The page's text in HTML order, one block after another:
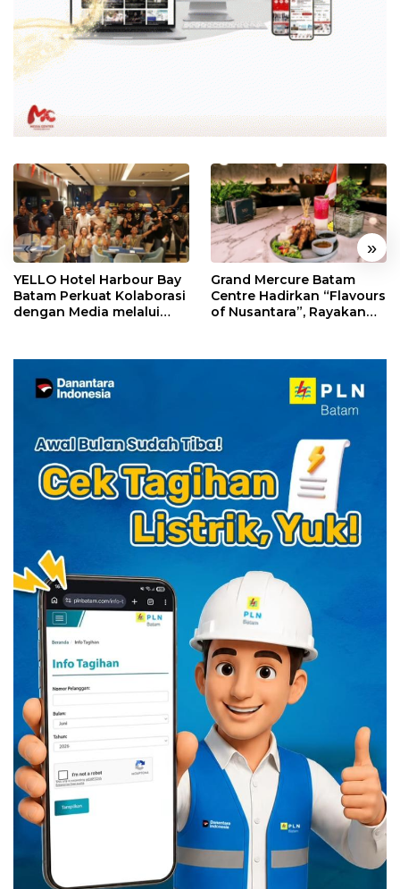
« »
YELLO Hotel Harbour Bay
Batam Perkuat Kolaborasi
dengan Media melalui
Grand Mercure Batam
Centre Hadirkan “Flavours
of Nusantara”, Rayakan